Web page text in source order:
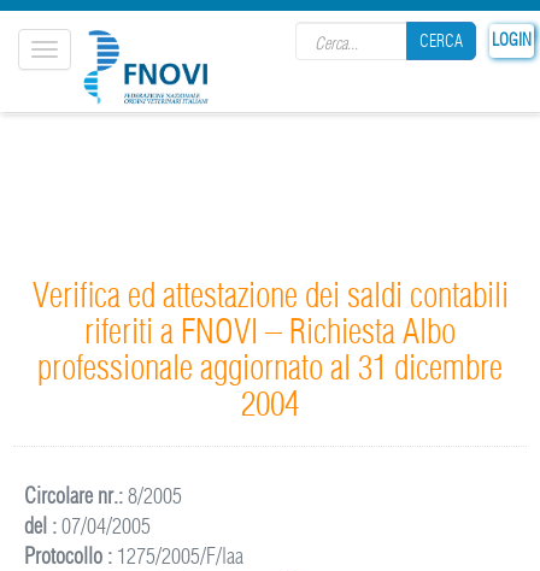
LOGIN
CERCA
Toggle
navigation
Verifica ed attestazione dei saldi contabili
riferiti a FNOVI – Richiesta Albo
professionale aggiornato al 31 dicembre
2004
Circolare nr.:8/2005
del :07/04/2005
Protocollo : 1275/2005/F/laa